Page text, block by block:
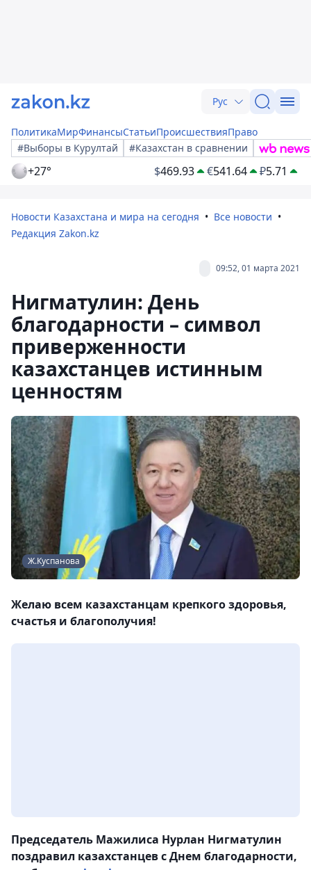
Рус
ПолитикаМирФинансыСтатьиПроисшествияПраво
#Выборы в Курултай
#Казахстан в сравнении
+27° $469.93 €541.64 ₽5.71
Новости Казахстана и мира на сегодня
Все новости
Редакция Zakon.kz
09:52, 01 марта 2021
Нигматулин: День
благодарности – символ
приверженности
казахстанцев истинным
ценностям
Ж.Куспанова
Желаю всем казахстанцам крепкого здоровья,
счастья и благополучия!
Председатель Мажилиса Нурлан Нигматулин
поздравил казахстанцев с Днем благодарности,